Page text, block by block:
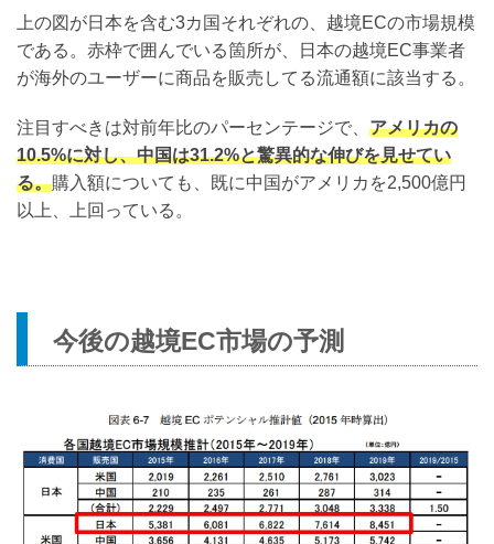
上の図が日本を含む3カ国それぞれの、越境ECの市場規模
である。赤枠で囲んでいる箇所が、日本の越境EC事業者
が海外のユーザーに商品を販売してる流通額に該当する。
注目すべきは対前年比のパーセンテージで、 アメリカの
10.5%に対し、中国は31.2%と驚異的な伸びを見せてい
る。購入額についても、既に中国がアメリカを2,500億円
以上、上回っている。
今後の越境EC市場の予測